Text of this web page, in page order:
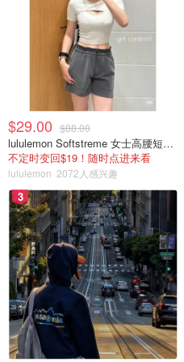
$29.00 $88.00
lululemon Softstreme 女士高腰短裤 10cm
不定时变回$19！随时点进来看
lululemon 2072人感兴趣
3